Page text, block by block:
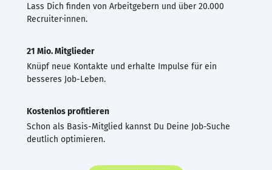
Lass Dich finden von Arbeitgebern und über 20.000
Recruiter·innen.
21 Mio. Mitglieder
Knüpf neue Kontakte und erhalte Impulse für ein
besseres Job-Leben.
Kostenlos profitieren
Schon als Basis-Mitglied kannst Du Deine Job-Suche
deutlich optimieren.